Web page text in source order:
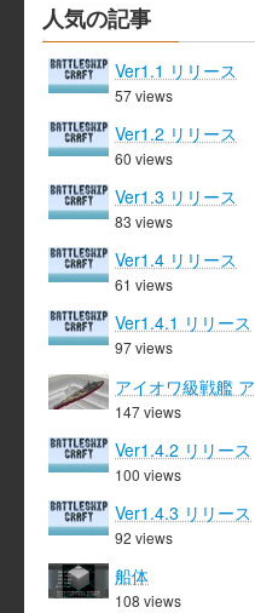
人気の記事
Ver1.1 リリース
57 views
Ver1.2 リリース
60 views
Ver1.3 リリース
83 views
Ver1.4 リリース
61 views
Ver1.4.1 リリース
97 views
アイオワ級戦艦
147 views
Ver1.4.2 リリース
100 views
Ver1.4.3 リリース
92 views
船体
108 views